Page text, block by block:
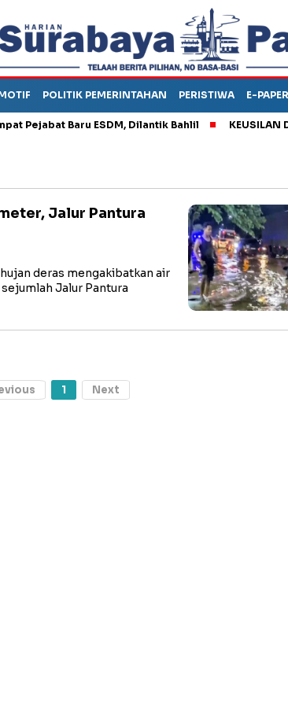
POLITIK PEMERINTAHAN PERISTIWA E-PAPER
Baru ESDM, Dilantik Bahlil KEUSILAN
Jalur Pantura
deras mengakibatkan air
Jalur Pantura
1 Next